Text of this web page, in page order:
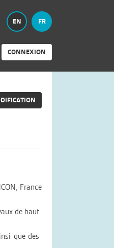
EN FR
CONNEXION
France
de haut
que des